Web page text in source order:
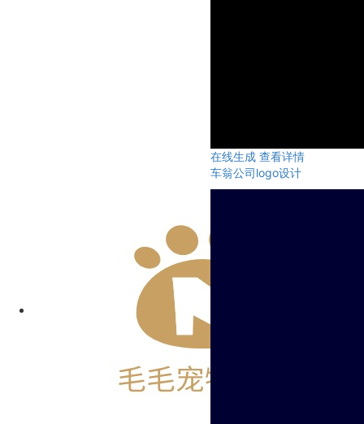
在线生成 查看详情
车翁公司logo设计